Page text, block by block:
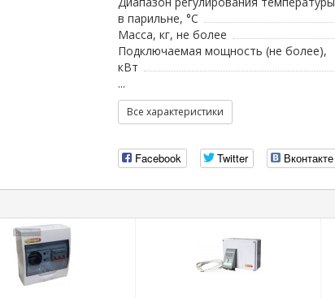
в парильне, °С
Масса, кг, не более
Подключаемая мощность (не более),
кВт
...
Все характеристики
Facebook Twitter Вконтакте